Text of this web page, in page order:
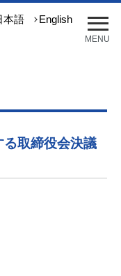
メ
ニ
ュ
MENU
本語 English
る取締役会決議